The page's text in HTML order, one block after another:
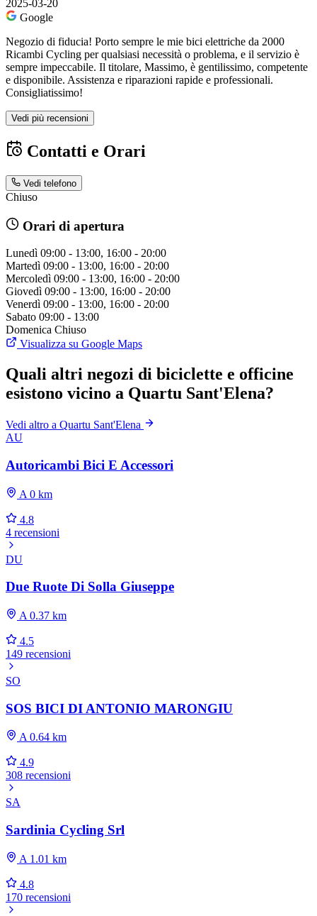
2025-03-20
Google
Negozio di fiducia! Porto sempre le mie bici elettriche da 2000
Ricambi Cycling per qualsiasi necessità o problema, e il servizio è
sempre impeccabile. Il titolare, Massimo, è gentilissimo, competente
e disponibile. Assistenza e riparazioni rapide e professionali.
Consigliatissimo!
Vedi più recensioni
Contatti e Orari
Vedi telefono
Chiuso
Orari di apertura
Lunedì 09:00 - 13:00, 16:00 - 20:00
Martedì 09:00 - 13:00, 16:00 - 20:00
Mercoledì 09:00 - 13:00, 16:00 - 20:00
Giovedì 09:00 - 13:00, 16:00 - 20:00
Venerdì 09:00 - 13:00, 16:00 - 20:00
Sabato 09:00 - 13:00
Domenica Chiuso
Visualizza su Google Maps
Quali altri negozi di biciclette e officine
esistono vicino a Quartu Sant'Elena?
Vedi altro a Quartu Sant'Elena
AU
Autoricambi Bici E Accessori
A 0 km
4.8
4 recensioni
DU
Due Ruote Di Solla Giuseppe
A 0.37 km
4.5
149 recensioni
SO
SOS BICI DI ANTONIO MARONGIU
A 0.64 km
4.9
308 recensioni
SA
Sardinia Cycling Srl
A 1.01 km
4.8
170 recensioni